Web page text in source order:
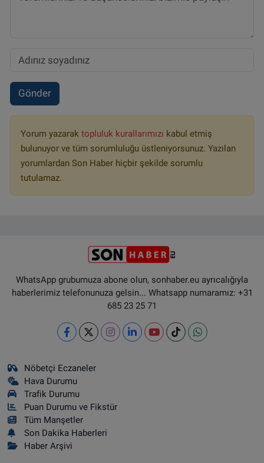
Gönder
Yorum yazarak topluluk kurallarımızı kabul etmiş
bulunuyor ve tüm sorumluluğu üstleniyorsunuz. Yazılan
yorumlardan Son Haber hiçbir şekilde sorumlu
tutulamaz.
WhatsApp grubumuza abone olun, sonhaber.eu ayrıcalığıyla
haberlerimiz telefonunuza gelsin... Whatsapp numaramız: +31
685 23 25 71
Nöbetçi Eczaneler
Hava Durumu
Trafik Durumu
Puan Durumu ve Fikstür
Tüm Manşetler
Son Dakika Haberleri
Haber Arşivi